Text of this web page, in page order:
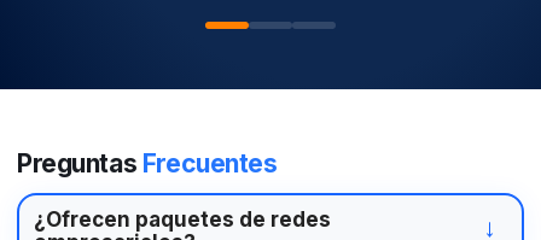
Preguntas Frecuentes
¿Ofrecen paquetes de redes